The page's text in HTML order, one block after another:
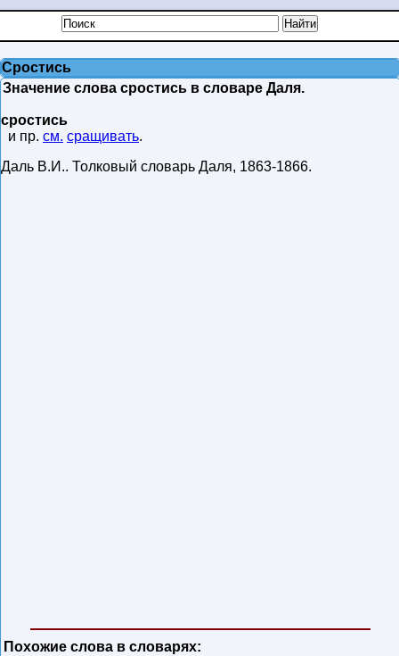
Сростись
Значение слова сростись в словаре Даля.
сростись
и пр. см. сращивать.
Даль В.И.. Толковый словарь Даля, 1863-1866.
Похожие слова в словарях: